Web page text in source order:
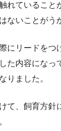
れていること
ないことがう
にリードをつ
た内容になっ
りました。
て、飼育方針